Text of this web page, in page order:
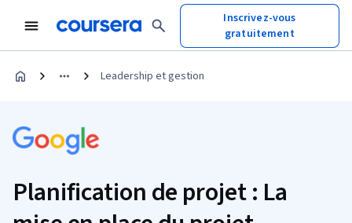
Inscrivez-vous
gratuitement
Leadership et gestion
Planification de projet : La